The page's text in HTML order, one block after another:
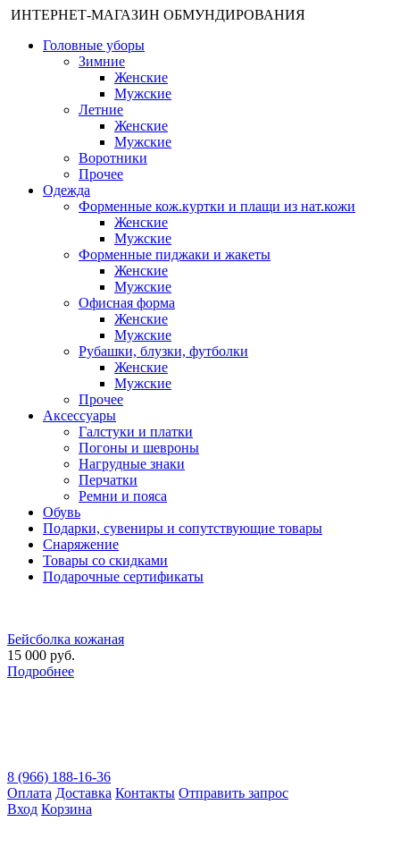
ИНТЕРНЕТ-МАГАЗИН ОБМУНДИРОВАНИЯ
Головные уборы
Зимние
Женские
Мужские
Летние
Женские
Мужские
Воротники
Прочее
Одежда
Форменные кож.куртки и плащи из нат.кожи
Женские
Мужские
Форменные пиджаки и жакеты
Женские
Мужские
Офисная форма
Женские
Мужские
Рубашки, блузки, футболки
Женские
Мужские
Прочее
Аксессуары
Галстуки и платки
Погоны и шевроны
Нагрудные знаки
Перчатки
Ремни и пояса
Обувь
Подарки, сувениры и сопутствующие товары
Снаряжение
Товары со скидками
Подарочные сертификаты
Бейсболка кожаная
15 000 руб.
Подробнее
8 (966) 188-16-36
Оплата Доставка Контакты Отправить запрос
Вход Корзина